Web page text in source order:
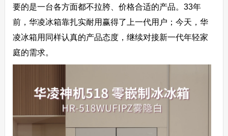
要的是一台各方面都不拉胯、价格合适的产品。33年
前，华凌冰箱靠扎实耐用赢得了上一代用户；今天，华
凌冰箱用同样认真的产品态度，继续对接新一代年轻家
庭的需求。